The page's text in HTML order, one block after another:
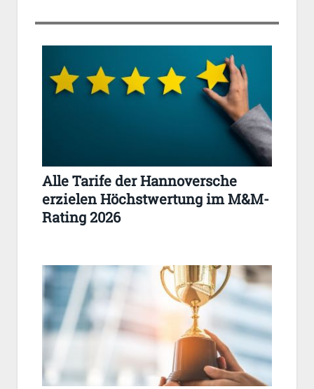
Alle Tarife der Hannoversche
erzielen Höchstwertung im M&M-
Rating 2026